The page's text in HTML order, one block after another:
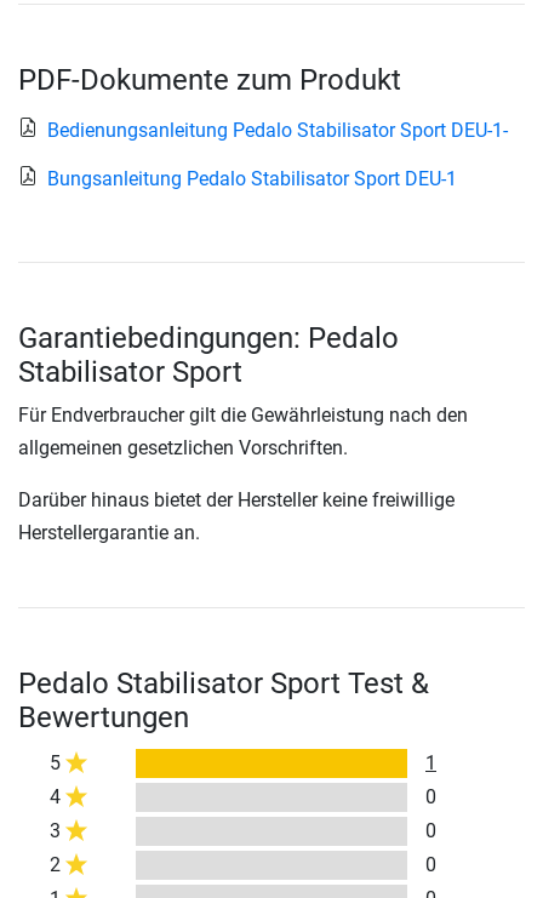
PDF-Dokumente zum Produkt
Bedienungsanleitung Pedalo Stabilisator Sport DEU-1-
Bungsanleitung Pedalo Stabilisator Sport DEU-1
Garantiebedingungen: Pedalo
Stabilisator Sport
Für Endverbraucher gilt die Gewährleistung nach den
allgemeinen gesetzlichen Vorschriften.
Darüber hinaus bietet der Hersteller keine freiwillige
Herstellergarantie an.
Pedalo Stabilisator Sport Test &
Bewertungen
5
1
4
0
3
0
2
0